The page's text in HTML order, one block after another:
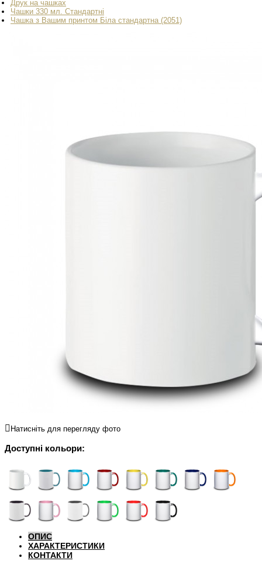
Друк на чашках
Чашки 330 мл. Стандартні
Чашка з Вашим принтом Біла стандартна (2051)
Натисніть для перегляду фото
Доступні кольори:
ОПИС
ХАРАКТЕРИСТИКИ
КОНТАКТИ